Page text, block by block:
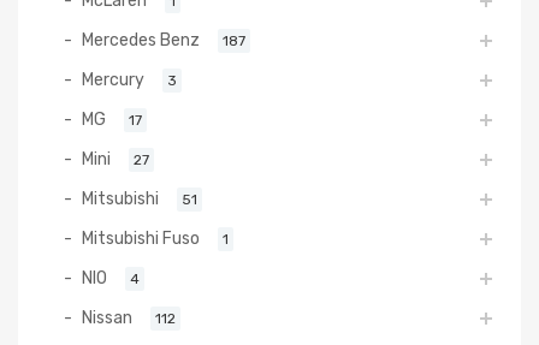
Mercedes Benz 187
Mercury 3
MG 17
Mini 27
Mitsubishi 51
Mitsubishi Fuso 1
NIO 4
Nissan 112